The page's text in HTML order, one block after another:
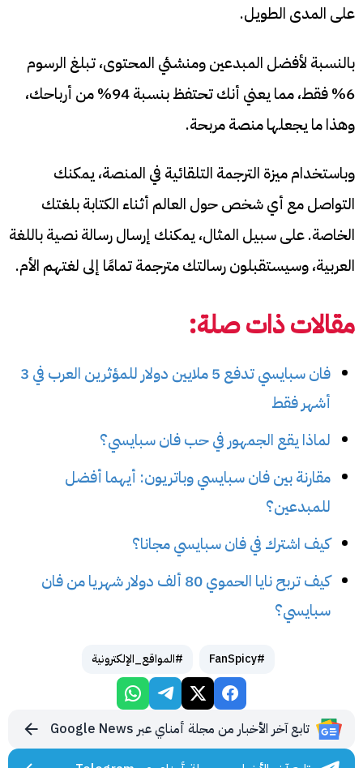
على المدى الطويل.
بالنسبة لأفضل المبدعين ومنشئي المحتوى، تبلغ الرسوم
6% فقط، مما يعني أنك تحتفظ بنسبة 94% من أرباحك،
وهذا ما يجعلها منصة مربحة.
وباستخدام ميزة الترجمة التلقائية في المنصة، يمكنك
التواصل مع أي شخص حول العالم أثناء الكتابة بلغتك
الخاصة. على سبيل المثال، يمكنك إرسال رسالة نصية باللغة
العربية، وسيستقبلون رسالتك مترجمة تمامًا إلى لغتهم الأم.
مقالات ذات صلة:
فان سبايسي تدفع 5 ملايين دولار للمؤثرين العرب في 3
أشهر فقط
لماذا يقع الجمهور في حب فان سبايسي؟
مقارنة بين فان سبايسي وباتريون: أيهما أفضل
للمبدعين؟
كيف اشترك في فان سبايسي مجانا؟
كيف تربح نايا الحموي 80 ألف دولار شهريا من فان
سبايسي؟
#FanSpicy #المواقع_الإلكترونية
تابع آخر الأخبار من مجلة أمناي عبر Google News